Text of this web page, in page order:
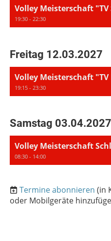
19:30 - 22:30
Freitag 12.03.2027
19:15 - 23:30
Samstag 03.04.2027
08:30 - 14:00
Termine abonnieren (in
oder Mobilgeräte